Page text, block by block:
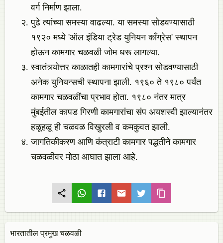
वर्ग निर्माण झाला.
पुढे त्यांच्या समस्या वाढल्या. या समस्या सोडवण्यासाठी
१९२० मध्ये 'ऑल इंडिया ट्रेड युनियन काँग्रेस' स्थापन
होऊन कामगार चळवळी जोम धरू लागल्या.
स्वातंत्र्योत्तर काळातही कामगारांचे प्रश्न सोडवण्यासाठी
अनेक युनियन्सची स्थापना झाली. १९६० ते १९८० पर्यंत
कामगार चळवळींचा प्रभाव होता. १९८० नंतर मात्र
मुंबईतील कापड गिरणी कामगारांचा संप अयशस्वी झाल्यानंतर
हळूहळू ही चळवळ विखुरली व कमकुवत झाली.
जागतिकीकरण आणि कंत्राटी कामगार पद्धतीने कामगार
चळवळीवर मोठा आघात झाला आहे.
भारतातील प्रमुख चळवळी